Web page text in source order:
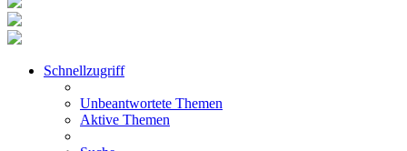
Schnellzugriff
Unbeantwortete Themen
Aktive Themen